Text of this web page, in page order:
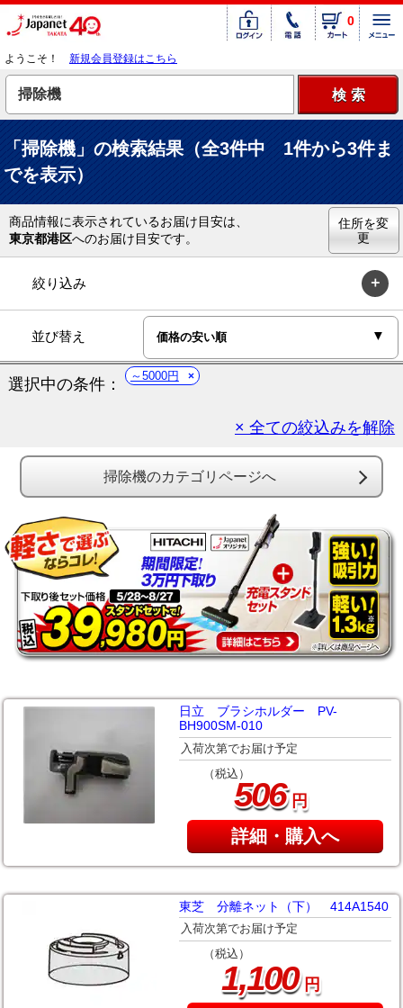
0
ようこそ！ 新規会員登録はこちら
「掃除機」の検索結果（全3件中 1件から3件ま
でを表示）
商品情報に表示されているお届け目安は、
東京都港区へのお届け目安です。
住所を変
更
絞り込み
並び替え
選択中の条件： ～5000円
× 全ての絞込みを解除
掃除機のカテゴリページへ
日立 ブラシホルダー PV-
BH900SM-010
入荷次第でお届け予定
（税込）
506円
詳細・購入へ
東芝 分離ネット（下） 414A1540
入荷次第でお届け予定
（税込）
1,100円